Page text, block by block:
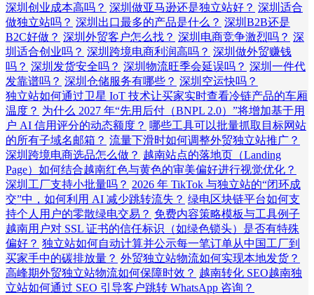
深圳创业成本高吗？ 深圳做亚马逊还是独立站好？ 深圳适合
做独立站吗？ 深圳出口最多的产品是什么？ 深圳B2B还是
B2C好做？ 深圳外贸客户怎么找？ 深圳电商竞争激烈吗？ 深
圳适合创业吗？ 深圳跨境电商利润高吗？ 深圳做外贸赚钱
吗？ 深圳发货安全吗？ 深圳物流旺季会延误吗？ 深圳一件代
发靠谱吗？ 深圳仓储服务有哪些？ 深圳空运快吗？
独立站如何通过卫星 IoT 技术让买家实时查看冷链产品的车厢
温度？ 为什么 2027 年“先用后付（BNPL 2.0）”将增加基于用
户 AI 信用评分的动态额度？ 哪些工具可以批量抓取目标网站
的所有子域名邮箱？ 流量下滑时如何调整外贸独立站推广？
深圳跨境电商选品怎么做？ 越南站点的落地页（Landing
Page）如何结合越南红色与黄色的审美偏好进行视觉优化？
深圳工厂支持小批量吗？ 2026 年 TikTok 与独立站的“闭环成
交”中，如何利用 AI 减少跳转流失？ 绿电区块链平台如何支
持个人用户的零散绿电交易？ 免费内容策略模板与工具例子
越南用户对 SSL 证书的信任标识（如绿色锁头）是否有特殊
偏好？ 独立站如何自动计算并公示每一笔订单从中国工厂到
买家手中的碳排放量？ 外贸独立站物流如何实现本地发货？
高峰期外贸独立站物流如何保障时效？ 越南转化 SEO越南独
立站如何通过 SEO 引导客户跳转 WhatsApp 咨询？